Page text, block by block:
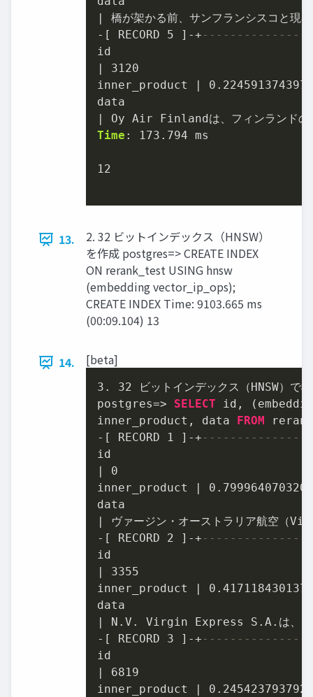
- [ RECORD 5 ] -+
3120
inner_product
Time : 173.794 ms
12
13.
2. 32 ビットインデックス（HNSW）
を作成 postgres=> CREATE INDEX
ON rerank_test USING hnsw
(embedding vector_ip_ops);
CREATE INDEX Time: 9103.665 ms
(00:09.104) 13
14. [beta]
3. 32 ビットインデックス（HNSW）で
postgres=> SELECT id,
inner_product, data
FROM
- [ RECORD 1 ] -+
0
inner_product
- [ RECORD 2 ] -+
3355
inner_product
- [ RECORD 3 ] -+
6819
inner_product